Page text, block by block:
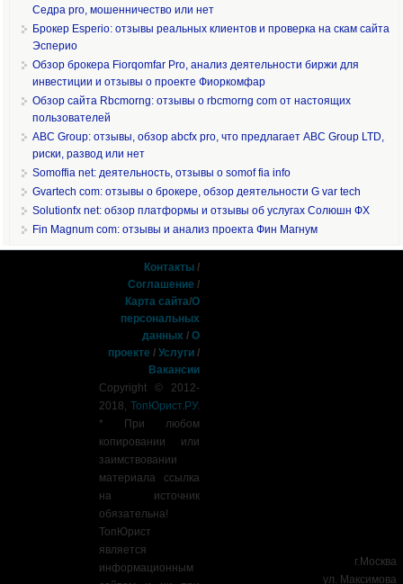
Седра pro, мошенничество или нет
Брокер Esperio: отзывы реальных клиентов и проверка на скам сайта
Эсперио
Обзор брокера Fiorqomfar Pro, анализ деятельности биржи для
инвестиции и отзывы о проекте Фиоркомфар
Обзор сайта Rbcmorng: отзывы о rbcmorng com от настоящих
пользователей
ABC Group: отзывы, обзор abcfx pro, что предлагает ABC Group LTD,
риски, развод или нет
Somoffia net: деятельность, отзывы о somof fia info
Gvartech com: отзывы о брокере, обзор деятельности G var tech
Solutionfx net: обзор платформы и отзывы об услугах Солюшн ФХ
Fin Magnum com: отзывы и анализ проекта Фин Магнум
Контакты /
Соглашение /
Карта сайта/О
персональных
данных /О
проекте /Услуги /
Вакансии
Copyright © 2012-
2018,ТопЮрист.РУ.
* При любом
копировании или
заимствовании
материала ссылка
на источник
обязательна!
ТопЮрист
является
информационным
г.Москва
ул. Максимова